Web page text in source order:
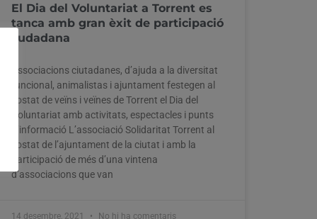
El Dia del Voluntariat a Torrent es
tanca amb gran èxit de participació
cudadana
Associacions ciutadanes, d’ajuda a la diversitat
funcional, animalistas i ajuntament festegen al
costat de veïns i veïnes de Torrent el Dia del
Voluntariat amb activitats, espectacles i punts
d’informació L’associació Solidaritat Torrent al
costat de l’ajuntament de la ciutat i amb la
participació de més d’una vintena
d’associacions que van
14 desembre, 2021 No hi ha comentaris